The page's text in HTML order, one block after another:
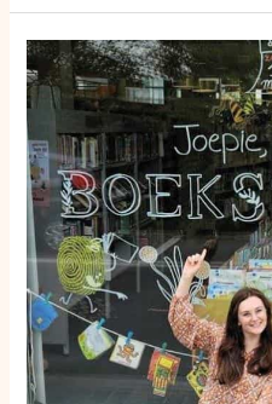
Maak
van
je
baby
een
boekenwurm:
Boekstartdag
in
Middelkerke
nodigt
jonge
gezinnen
uit